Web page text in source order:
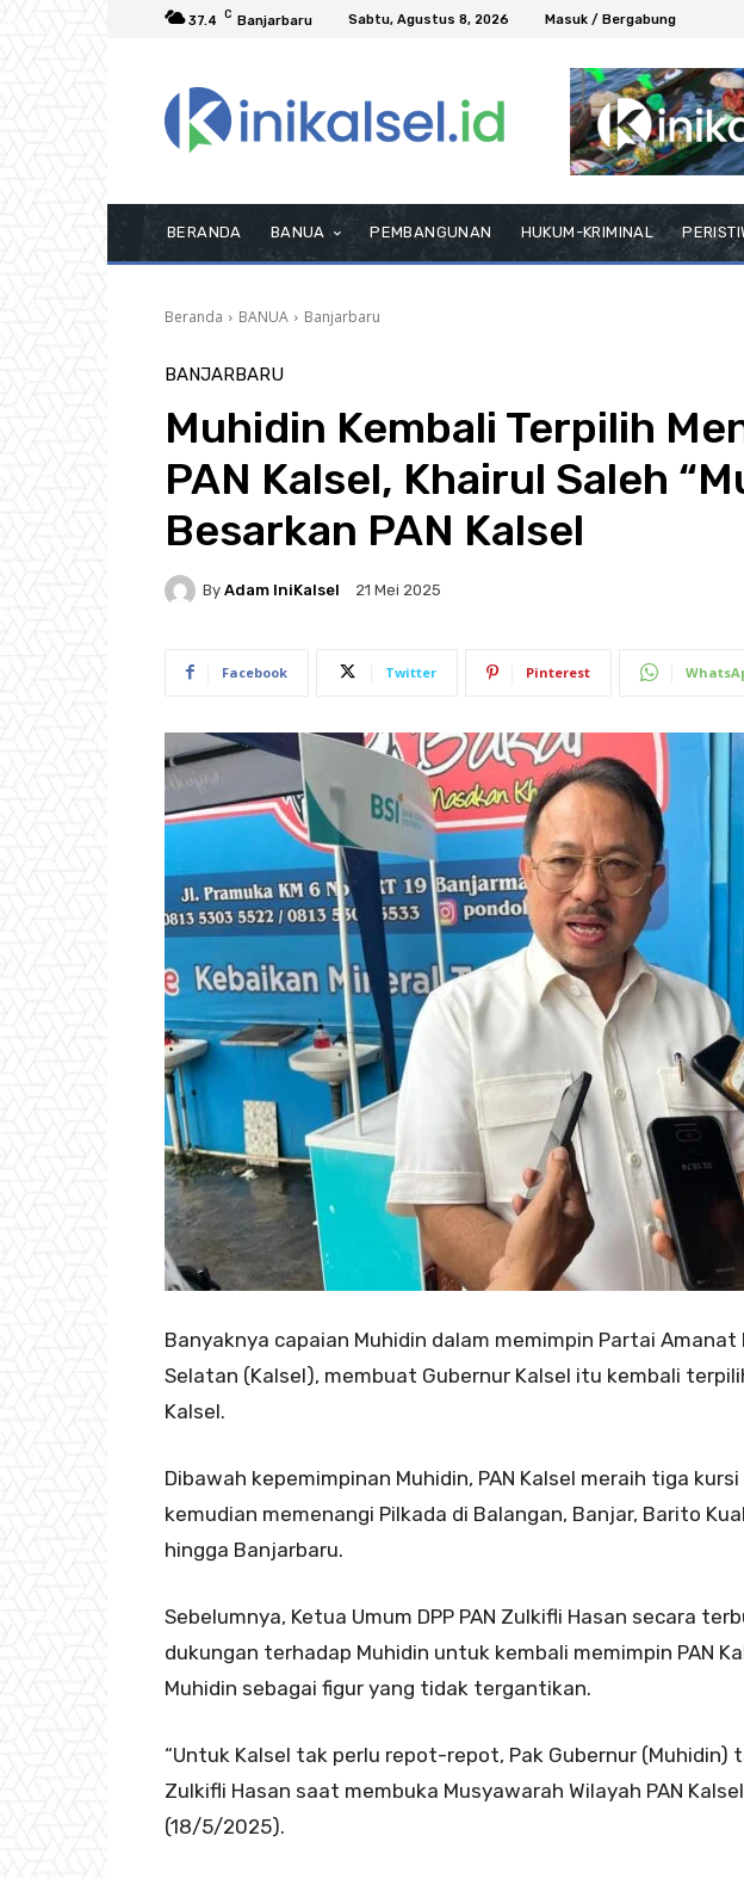
37.4 C Banjarbaru Sabtu, Agustus 8, 2026 Masuk / Bergabung
BERANDA BANUA PEMBANGUNAN HUKUM-KRIMINAL
Beranda BANUA Banjarbaru
BANJARBARU
Muhidin Kembali Terpilih
PAN Kalsel, Khairul Saleh
Besarkan PAN Kalsel
By Adam IniKalsel 21 Mei 2025
Facebook Twitter Pinterest
Banyaknya capaian Muhidin dalam memimpin Partai Amanat
Selatan (Kalsel), membuat Gubernur Kalsel itu kembali
Kalsel.
Dibawah kepemimpinan Muhidin, PAN Kalsel meraih tiga kursi
kemudian memenangi Pilkada di Balangan, Banjar, Barito
hingga Banjarbaru.
Sebelumnya, Ketua Umum DPP PAN Zulkifli Hasan secara
dukungan terhadap Muhidin untuk kembali memimpin PAN
Muhidin sebagai figur yang tidak tergantikan.
“Untuk Kalsel tak perlu repot-repot, Pak Gubernur (Muhidin)
Zulkifli Hasan saat membuka Musyawarah Wilayah PAN
(18/5/2025).